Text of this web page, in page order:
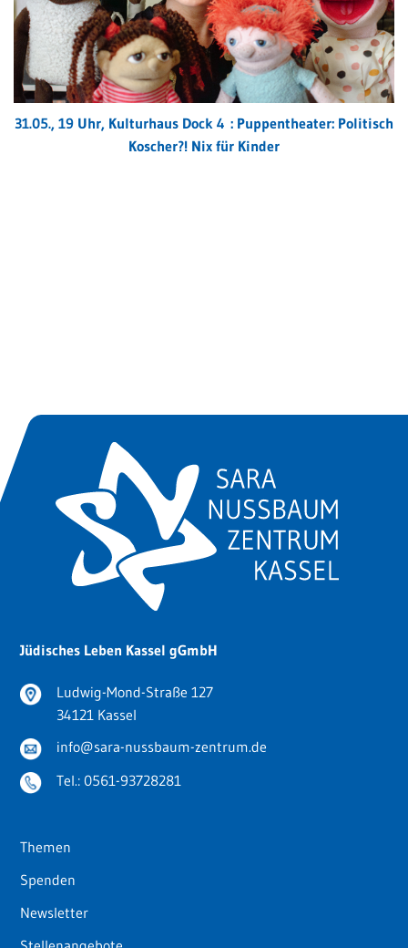
31.05., 19 Uhr, Kulturhaus Dock 4 : Puppentheater: Politisch
Koscher?! Nix für Kinder
Jüdisches Leben Kassel gGmbH
Ludwig-Mond-Straße 127
34121 Kassel
info@sara-nussbaum-zentrum.de
Tel.: 0561-93728281
Themen
Spenden
Newsletter